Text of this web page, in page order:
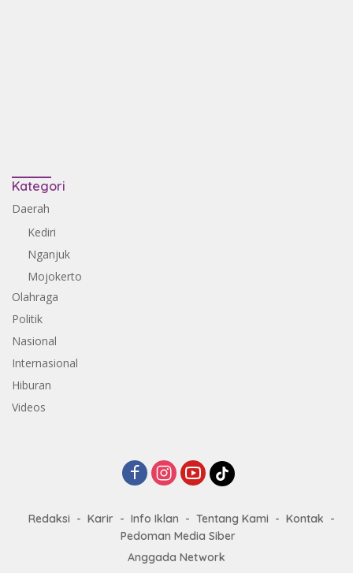
Kategori
Daerah
Kediri
Nganjuk
Mojokerto
Olahraga
Politik
Nasional
Internasional
Hiburan
Videos
Redaksi Karir Info Iklan Tentang Kami
Kontak
Pedoman Media Siber
Anggada Network